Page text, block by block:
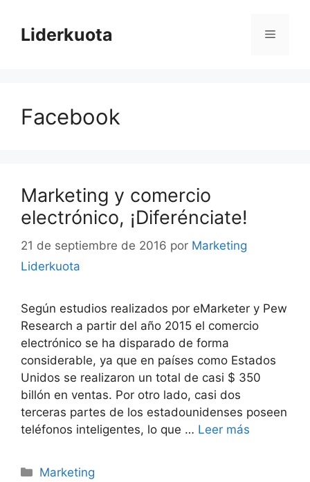
contenido
Liderkuota Menú
Facebook
Marketing y comercio
electrónico, ¡Diferénciate!
21 de septiembre de 2016 por Marketing
Liderkuota
Según estudios realizados por eMarketer y Pew
Research a partir del año 2015 el comercio
electrónico se ha disparado de forma
considerable, ya que en países como Estados
Unidos se realizaron un total de casi $ 350
billón en ventas. Por otro lado, casi dos
terceras partes de los estadounidenses poseen
teléfonos inteligentes, lo que … Leer más
Categorías
Marketing